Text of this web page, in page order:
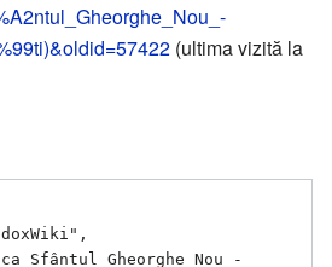
(ultima vizită la